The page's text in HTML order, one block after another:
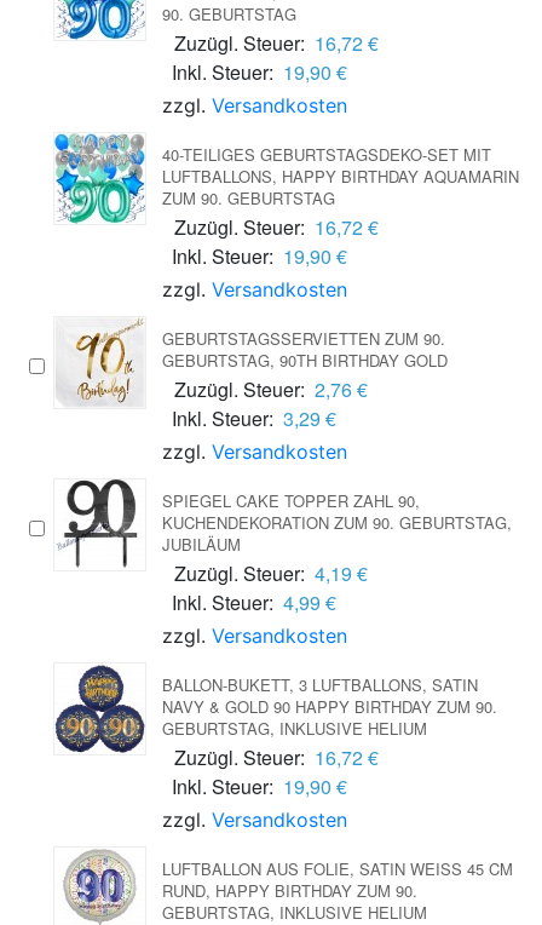
90. GEBURTSTAG
Zuzügl. Steuer: 16,72 €
Inkl. Steuer: 19,90 €
zzgl. Versandkosten
40-TEILIGES GEBURTSTAGSDEKO-SET MIT
LUFTBALLONS, HAPPY BIRTHDAY AQUAMARIN
ZUM 90. GEBURTSTAG
Zuzügl. Steuer: 16,72 €
Inkl. Steuer: 19,90 €
zzgl. Versandkosten
GEBURTSTAGSSERVIETTEN ZUM 90.
GEBURTSTAG, 90TH BIRTHDAY GOLD
Zuzügl. Steuer: 2,76 €
Inkl. Steuer: 3,29 €
zzgl. Versandkosten
SPIEGEL CAKE TOPPER ZAHL 90,
KUCHENDEKORATION ZUM 90. GEBURTSTAG,
JUBILÄUM
Zuzügl. Steuer: 4,19 €
Inkl. Steuer: 4,99 €
zzgl. Versandkosten
BALLON-BUKETT, 3 LUFTBALLONS, SATIN
NAVY & GOLD 90 HAPPY BIRTHDAY ZUM 90.
GEBURTSTAG, INKLUSIVE HELIUM
Zuzügl. Steuer: 16,72 €
Inkl. Steuer: 19,90 €
zzgl. Versandkosten
LUFTBALLON AUS FOLIE, SATIN WEISS 45 CM R
UND, HAPPY BIRTHDAY ZUM 90. G
EBURTSTAG, INKLUSIVE HELIUM